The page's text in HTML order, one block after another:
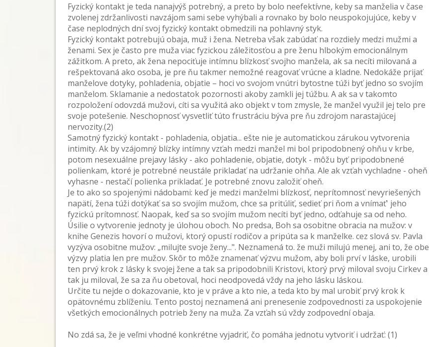
Fyzický kontakt je teda nanajvýš potrebný, a preto by bolo neefektívne, keby sa manželia v čase
zvolenej zdržanlivosti navzájom sami sebe vyhýbali a rovnako by bolo neuspokojujúce, keby v
čase neplodných dní svoj fyzický kontakt obmedzili na pohlavný styk.
Fyzický kontakt potrebujú obaja, muž i žena. Netreba však zabúdať na rozdiely medzi mužmi a
ženami. Sex je často pre muža viac fyzickou záležitosťou a pre ženu hlbokým emocionálnym
zážitkom. A preto, ak žena nepociťuje intímnu blízkosť svojho manžela, ak sa necíti milovaná a
rešpektovaná ako osoba, je pre ňu takmer nemožné reagovať vrúcne a kladne. Nedokáže prijať
manželove dotyky, pohladenia, objatie – hoci vo svojom vnútri bytostne túži byť jedno so svojím
manželom. Sklamanie a nedostatok pozornosti akoby zamkli jej túžbu. A ak sa v takomto
rozpoložení odovzdá mužovi, cíti sa využitá ako objekt v tom zmysle, že manžel využil jej telo pre
svoje potešenie. Neschopnosť vysvetliť túto frustráciu býva pre ňu zdrojom narastajúcej
nervozity.(2)
Samotný fyzický kontakt - pohladenia, objatia... ešte nie je automatickou zárukou vytvorenia
intimity. Ak by vzájomný blízky intímny vzťah medzi manžel mi bol pripodobnený ohňu v krbe,
potom nesexuálne prejavy lásky - ako pohladenie, objatie, dotyk - môžu byť pripodobnené
polienkam, ktoré je potrebné neustále prikladať na udržanie ohňa. Ale ak vzťah vychladne - oheň
vyhasne - nestačí polienka prikladať. Je potrebné znovu založiť oheň.
Je to ako so spojenými nádobami: keď je medzi manželmi blízkosť, neprítomnosť nevyriešených
napätí, žena túži dotýkať sa so svojím mužom, chce sa pritúliť, sedieť pri ňom a vnímať' jeho
fyzickú prítomnosť. Naopak, keď sa so svojím mužom necíti byť jedno, odťahuje sa od neho.
Úsilie o vytvorenie jednoty je úlohou oboch. No predsa, Boh sa osobitne obracia na mužov: v
knihe Genezis hovorí o mužovi, ktorý opustí rodičov a pripúta sa k manželke. cez slová sv. Pavla
vyzýva osobitne mužov: „milujte svoje ženy...". Neznamená to. že muži milujú menej, ani to, že obe
výzvy platia len pre mužov. Skôr to môže znamenať výzvu mužom, aby boli prví v láske, urobili
ten prvý krok z lásky k svojej žene a tak sa pripodobnili Kristovi, ktorý prvý miloval svoju Cirkev a
tak ju miloval, že sa za ňu obetoval, hoci neodpovedá vždy na jeho lásku láskou.
Určite tu nejde o dokazovanie, kto je v práve a kto nie, a teda kto by mal urobiť prvý krok k
opätovnému zblíženiu. Tento postoj neznamená ani prenesenie zodpovednosti za uspokojenie
všetkých emocionálnych potrieb ženy na muža. Za vzťah sú vždy zodpovední obaja.
No zdá sa, že je veľmi vhodné konkrétne vyjadriť, čo pomáha jednotu vytvoriť i udržať: (1)